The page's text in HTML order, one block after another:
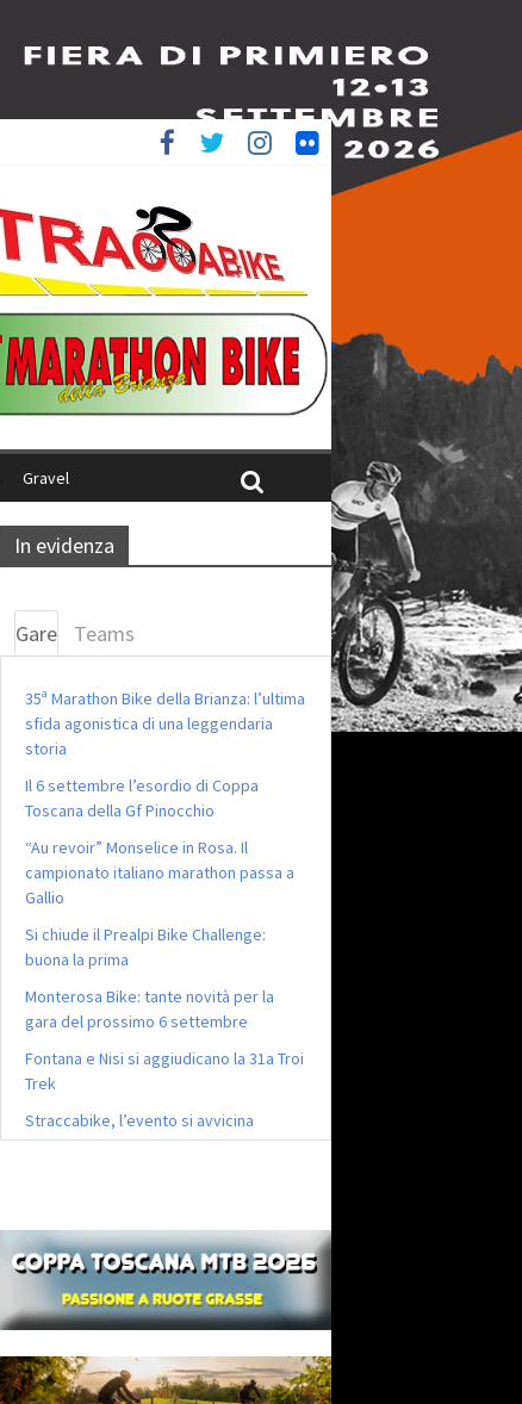
Gravel
In evidenza
Gare Teams
35ª Marathon Bike della Brianza: l’ultima
sfida agonistica di una leggendaria
storia
Il 6 settembre l’esordio di Coppa
Toscana della Gf Pinocchio
“Au revoir” Monselice in Rosa. Il
campionato italiano marathon passa a
Gallio
Si chiude il Prealpi Bike Challenge:
buona la prima
Monterosa Bike: tante novità per la
gara del prossimo 6 settembre
Fontana e Nisi si aggiudicano la 31a Troi
Trek
Straccabike, l’evento si avvicina